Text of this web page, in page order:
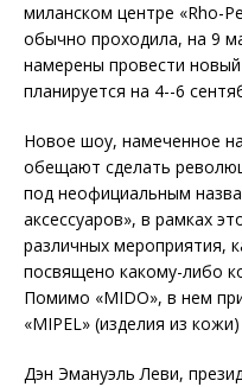
миланском центре «Rho-
обычно проходила, на 9
намерены провести
планируется на 4--6
Новое шоу, намеченное
обещают сделать
под неофициальным
аксессуаров», в рамках
различных мероприятия,
посвящено какому-либо
Помимо «MIDO», в нем
«MIPEL» (изделия из
Дэн Эмануэль Леви,